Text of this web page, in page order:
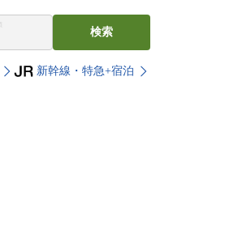
検索
新幹線・特急+宿泊